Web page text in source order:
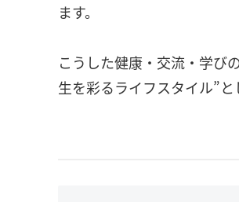
ます。
こうした健康・交流・学び
生を彩るライフスタイル”と